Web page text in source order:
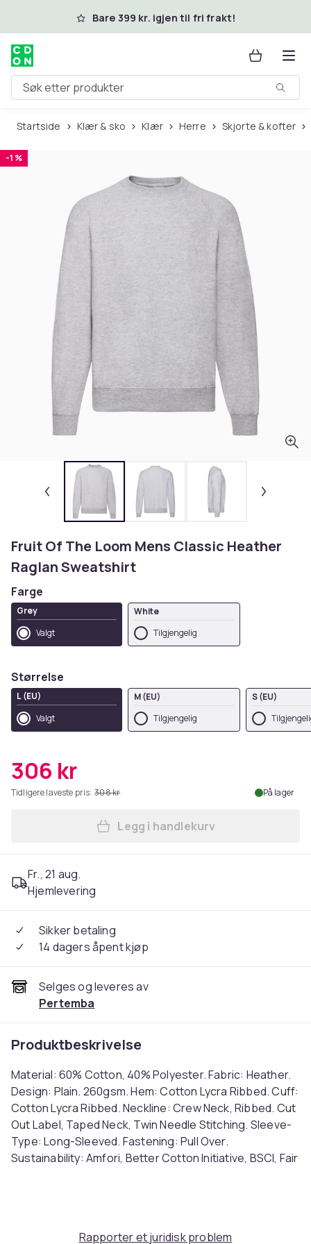
Hopp til hovedinnholdBare 399 kr. igjen til fri frakt!
Søk etter produkter
Startside Klær & sko Klær Herre Skjorte & kofter
-1 %
Fruit Of The Loom Mens Classic Heather
Raglan Sweatshirt
Farge
Grey
Valgt
White
Tilgjengelig
Størrelse
L (EU)
Valgt
M (EU)
Tilgjengelig
S (EU)
306 kr
Tidligere laveste pris: 308 kr På lager
Legg Fruit Of The Loom
Legg i handlekurv
Fr., 21 aug.
Hjemlevering
Sikker betaling
14 dagers åpent kjøp
Selges og leveres av
Pertemba
Produktbeskrivelse
Material: 60% Cotton, 40% Polyester. Fabric: Heather.
Design: Plain. 260gsm. Hem: Cotton Lycra Ribbed. Cuff:
Cotton Lycra Ribbed. Neckline: Crew Neck, Ribbed. Cut
Out Label, Taped Neck, Twin Needle Stitching. Sleeve-
Type: Long-Sleeved. Fastening: Pull Over.
Sustainability: Amfori, Better Cotton Initiative, BSCI, Fair
Rapporter et juridisk problem